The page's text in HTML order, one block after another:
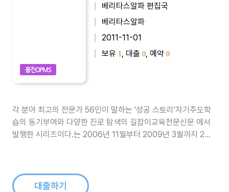
웅진OPMS
베리타스알파 편집국
베리타스알파
2011-11-01
보유 1 , 대출 0 , 예약 0
각 분야 최고의 전문가 56인이 말하는 '성공 스토리'자기주도학
습의 동기부여와 다양한 진로 탐색의 길잡이교육전문신문 에서
발행한 시리즈이다.는 2006년 11월부터 2009년 3월까지 2년
작가), 홍..대출하기